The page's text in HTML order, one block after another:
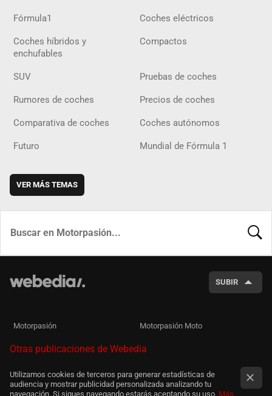
Fórmula1 Coches eléctricos
Coches híbridos y
enchufables
Compactos
SUV Pruebas de coches
Rumores de coches Precios de coches
Comparativa de coches Coches autónomos
Futuro Mundial de Fórmula 1
VER MÁS TEMAS
SUBIR
Motorpasión Motorpasión Moto
Otras publicaciones de Webedia
Utilizamos cookies de terceros para generar estadísticas de
audiencia y mostrar publicidad personalizada analizando tu
navegación. Si sigues navegando estarás aceptando su uso. Más